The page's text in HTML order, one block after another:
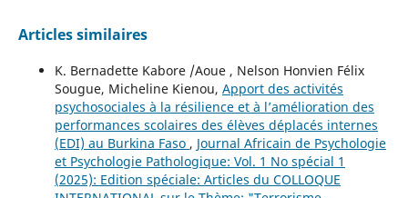
Articles similaires
K. Bernadette Kabore /Aoue , Nelson Honvien Félix
Sougue, Micheline Kienou, Apport des activités
psychosociales à la résilience et à l’amélioration des
performances scolaires des élèves déplacés internes
(EDI) au Burkina Faso , Journal Africain de Psychologie
et Psychologie Pathologique: Vol. 1 No spécial 1
(2025): Edition spéciale: Articles du COLLOQUE